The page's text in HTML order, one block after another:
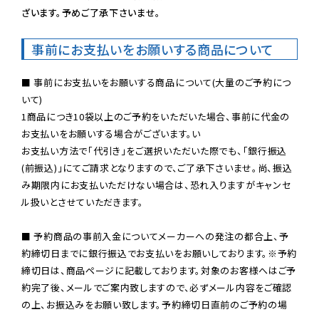
ざいます。予めご了承下さいませ。
事前にお支払いをお願いする商品について
■ 事前にお支払いをお願いする商品について(大量のご予約につ
いて)
1商品につき10袋以上のご予約をいただいた場合、事前に代金の
お支払いをお願いする場合がございます。い
お支払い方法で「代引き」をご選択いただいた際でも、「銀行振込
(前振込)」にてご請求となりますので、ご了承下さいませ。尚、振込
み期限内にお支払いただけない場合は、恐れ入りますがキャンセ
ル扱いとさせていただきます。
■ 予約商品の事前入金についてメーカーへの発注の都合上、予
約締切日までに銀行振込でお支払いをお願いしております。※予約
締切日は、商品ページに記載しております。対象のお客様へはご予
約完了後、メールでご案内致しますので、必ずメール内容をご確認
の上、お振込みをお願い致します。予約締切日直前のご予約の場